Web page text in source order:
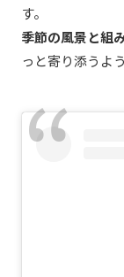
す。
季節の風景と組
っと寄り添うよ